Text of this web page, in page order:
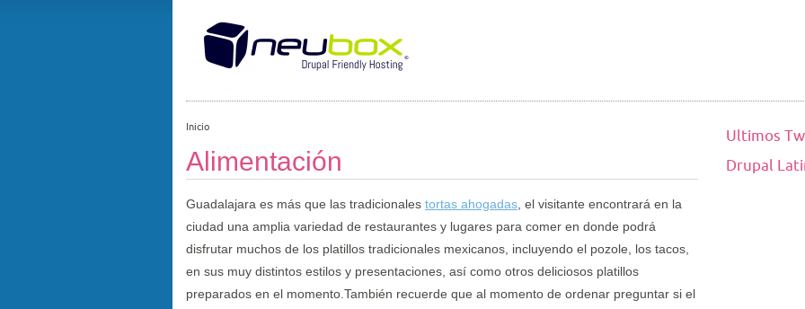
Inicio
Alimentación
Guadalajara es más que las tradicionales tortas ahogadas , el visitante encontrará en la
ciudad una amplia variedad de restaurantes y lugares para comer en donde podrá
disfrutar muchos de los platillos tradicionales mexicanos, incluyendo el pozole, los tacos,
en sus muy distintos estilos y presentaciones, así como otros deliciosos platillos
preparados en el momento.También recuerde que al momento de ordenar preguntar si el
Ultimos
Drupal